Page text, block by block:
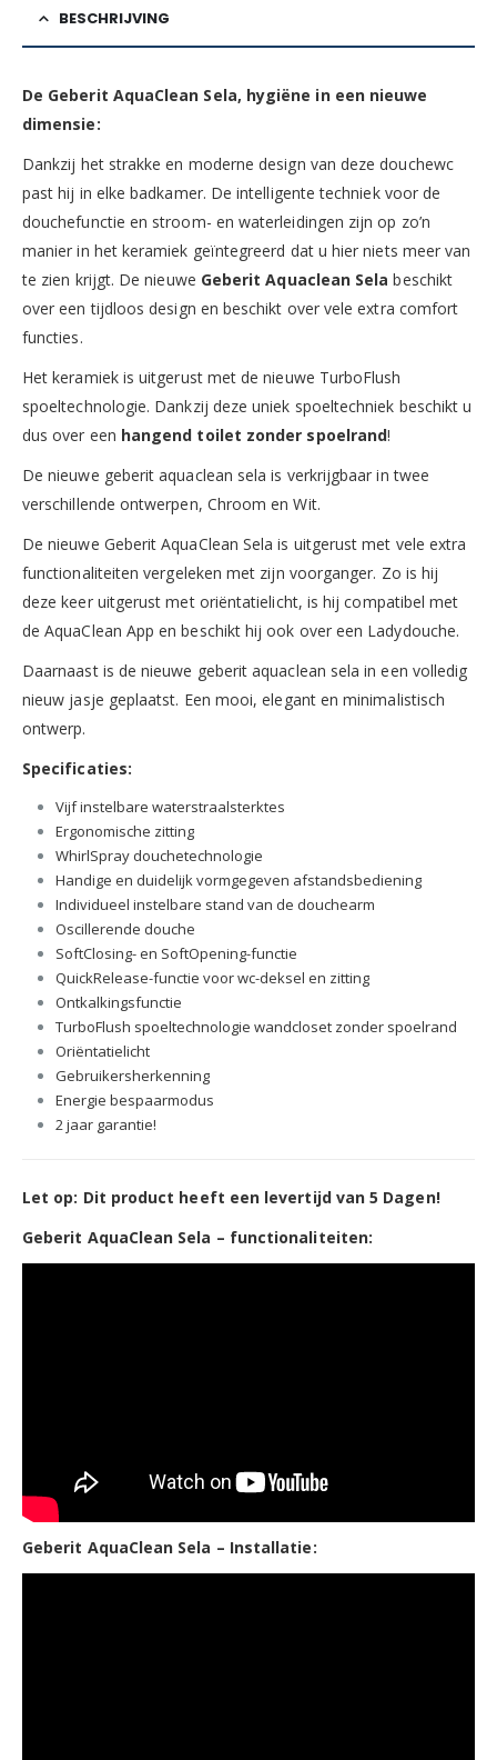
BESCHRIJVING
De Geberit AquaClean Sela, hygiëne in een nieuwe
dimensie:
Dankzij het strakke en moderne design van deze douchewc
past hij in elke badkamer. De intelligente techniek voor de
douchefunctie en stroom- en waterleidingen zijn op zo’n
manier in het keramiek geïntegreerd dat u hier niets meer van
te zien krijgt. De nieuwe Geberit Aquaclean Sela beschikt
over een tijdloos design en beschikt over vele extra comfort
functies.
Het keramiek is uitgerust met de nieuwe TurboFlush
spoeltechnologie. Dankzij deze uniek spoeltechniek beschikt u
dus over een hangend toilet zonder spoelrand!
De nieuwe geberit aquaclean sela is verkrijgbaar in twee
verschillende ontwerpen, Chroom en Wit.
De nieuwe Geberit AquaClean Sela is uitgerust met vele extra
functionaliteiten vergeleken met zijn voorganger. Zo is hij
deze keer uitgerust met oriëntatielicht, is hij compatibel met
de AquaClean App en beschikt hij ook over een Ladydouche.
Daarnaast is de nieuwe geberit aquaclean sela in een volledig
nieuw jasje geplaatst. Een mooi, elegant en minimalistisch
ontwerp.
Specificaties:
Vijf instelbare waterstraalsterktes
Ergonomische zitting
WhirlSpray douchetechnologie
Handige en duidelijk vormgegeven afstandsbediening
Individueel instelbare stand van de douchearm
Oscillerende douche
SoftClosing- en SoftOpening-functie
QuickRelease-functie voor wc-deksel en zitting
Ontkalkingsfunctie
TurboFlush spoeltechnologie wandcloset zonder spoelrand
Oriëntatielicht
Gebruikersherkenning
Energie bespaarmodus
2 jaar garantie!
Let op: Dit product heeft een levertijd van 5 Dagen!
Geberit AquaClean Sela – functionaliteiten:
Geberit AquaClean Sela – Installatie: